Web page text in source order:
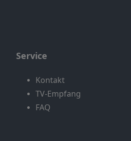
Service
Kontakt
TV-Empfang
FAQ